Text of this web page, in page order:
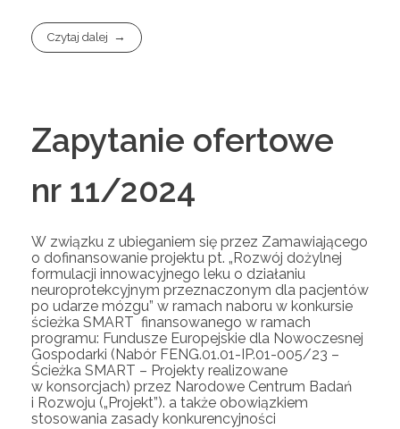
Czytaj dalej
Zapytanie ofertowe
nr 11/2024
W związku z ubieganiem się przez Zamawiającego
o dofinansowanie projektu pt. „Rozwój dożylnej
formulacji innowacyjnego leku o działaniu
neuroprotekcyjnym przeznaczonym dla pacjentów
po udarze mózgu” w ramach naboru w konkursie
ścieżka SMART finansowanego w ramach
programu: Fundusze Europejskie dla Nowoczesnej
Gospodarki (Nabór FENG.01.01-IP.01-005/23 –
Ścieżka SMART – Projekty realizowane
w konsorcjach) przez Narodowe Centrum Badań
i Rozwoju („Projekt”). a także obowiązkiem
stosowania zasady konkurencyjności